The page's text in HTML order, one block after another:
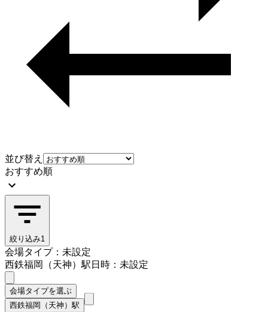
並び替え
おすすめ順
絞り込み1
会場タイプ：未設定
西鉄福岡（天神）駅日時：未設定
会場タイプを選ぶ
西鉄福岡（天神）駅